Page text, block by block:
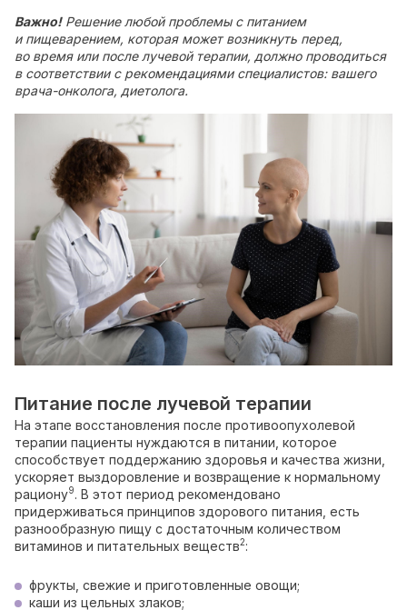
Важно!Решение любой проблемы с питанием
и пищеварением, которая может возникнуть перед,
во время или после лучевой терапии, должно проводиться
в соответствии с рекомендациями специалистов: вашего
врача-онколога, диетолога.
Питание после лучевой терапии
На этапе восстановления после противоопухолевой
терапии пациенты нуждаются в питании, которое
способствует поддержанию здоровья и качества жизни,
ускоряет выздоровление и возвращение к нормальному
рациону9. В этот период рекомендовано
придерживаться принципов здорового питания, есть
разнообразную пищу с достаточным количеством
витаминов и питательных веществ2:
фрукты, свежие и приготовленные овощи;
каши из цельных злаков;